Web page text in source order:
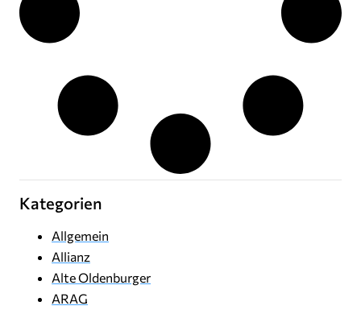
Kategorien
Allgemein
Allianz
Alte Oldenburger
ARAG